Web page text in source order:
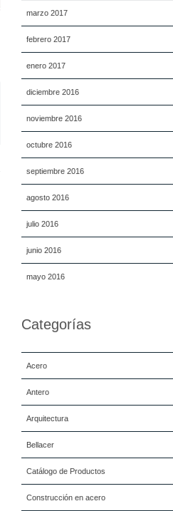
marzo 2017
febrero 2017
enero 2017
diciembre 2016
noviembre 2016
octubre 2016
septiembre 2016
agosto 2016
julio 2016
junio 2016
mayo 2016
Categorías
Acero
Antero
Arquitectura
Bellacer
Catálogo de Productos
Construcción en acero